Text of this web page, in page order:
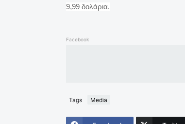
9,99 δολάρια.
Facebook
Tags Media